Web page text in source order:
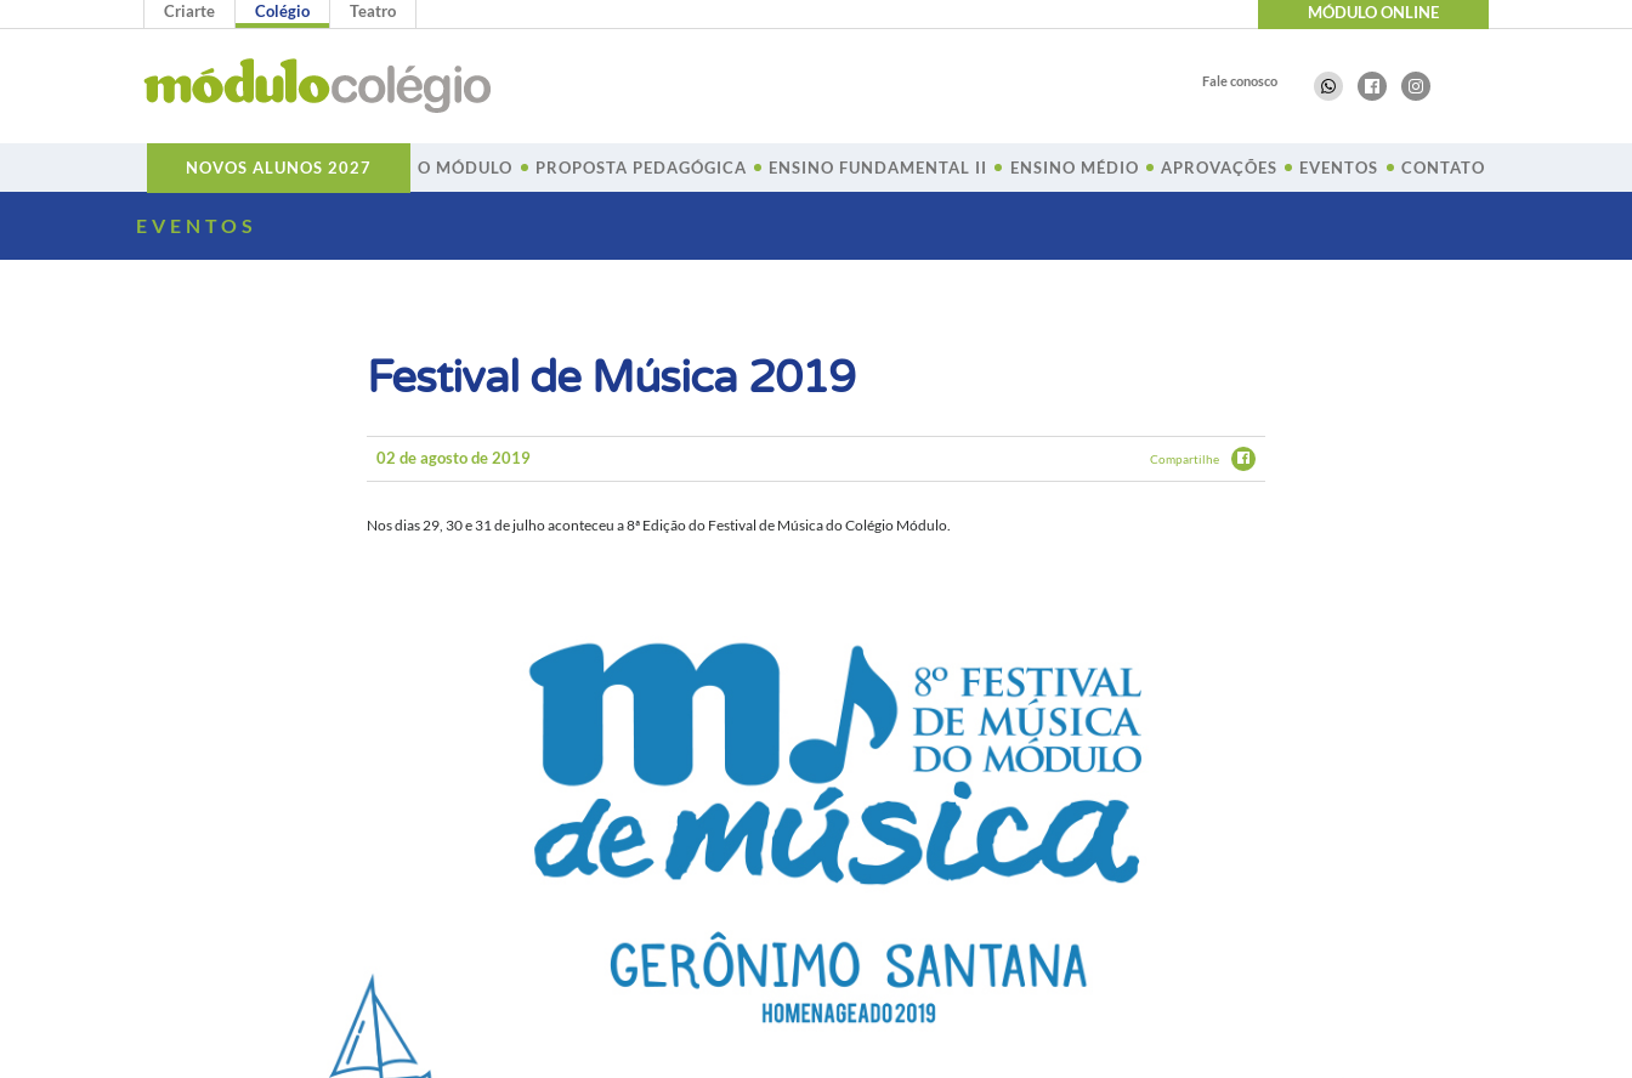
Criarte Colégio Teatro MÓDULO ONLINE
Fale conosco
NOVOS ALUNOS 2027 O MÓDULO PROPOSTA PEDAGÓGICA ENSINO FUNDAMENTAL II ENSINO MÉDIO APROVAÇÕES EVENTOS CONTATO
EVENTOS
Festival de Música 2019
02 de agosto de 2019 Compartilhe
Nos dias 29, 30 e 31 de julho aconteceu a 8ª Edição do Festival de Música do Colégio Módulo.